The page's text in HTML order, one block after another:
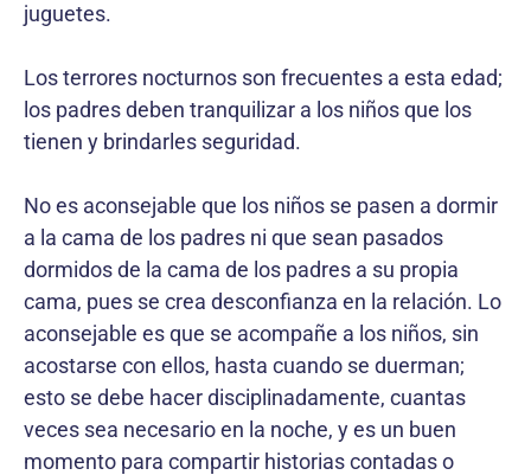
juguetes.
Los terrores nocturnos son frecuentes a esta edad;
los padres deben tranquilizar a los niños que los
tienen y brindarles seguridad.
No es aconsejable que los niños se pasen a dormir
a la cama de los padres ni que sean pasados
dormidos de la cama de los padres a su propia
cama, pues se crea desconfianza en la relación. Lo
aconsejable es que se acompañe a los niños, sin
acostarse con ellos, hasta cuando se duerman;
esto se debe hacer disciplinadamente, cuantas
veces sea necesario en la noche, y es un buen
momento para compartir historias contadas o